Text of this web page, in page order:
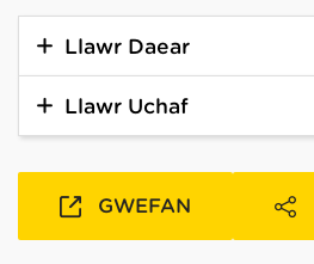
Llawr Daear
Llawr Uchaf
GWEFAN